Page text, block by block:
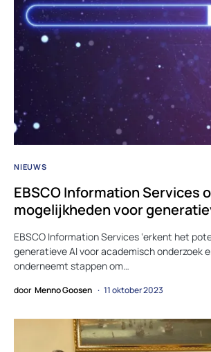
NIEUWS
EBSCO Information Services
mogelijkheden voor
EBSCO Information Services ‘erkent het
generatieve AI voor academisch onderzoek
onderneemt stappen om…
door Menno Goosen 11 oktober 2023